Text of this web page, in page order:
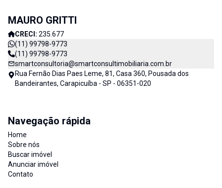
MAURO GRITTI
CRECI: 235.677
(11) 99798-9773
(11) 99798-9773
smartconsultoria@smartconsultimobiliaria.com.br
Rua Fernão Dias Paes Leme, 81, Casa 360, Pousada dos
Bandeirantes, Carapicuíba - SP - 06351-020
Navegação rápida
Home
Sobre nós
Buscar imóvel
Anunciar imóvel
Contato